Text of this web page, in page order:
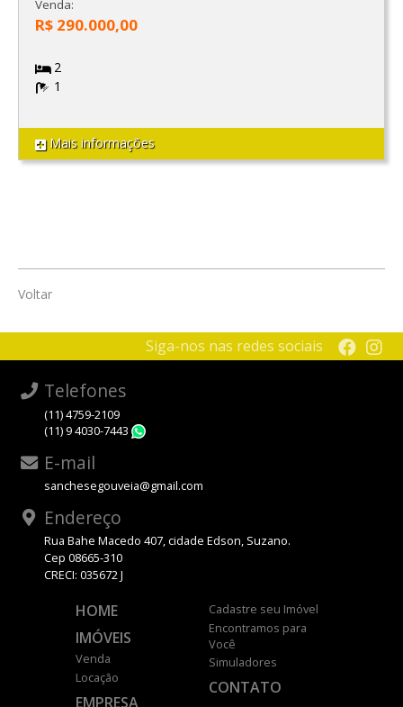
Venda:
R$ 290.000,00
2
1
Mais informações
Voltar
Siga-nos nas redes sociais
Telefones
(11) 4759-2109
(11) 9 4030-7443
E-mail
sanchesegouveia@gmail.com
Endereço
Rua Bahe Macedo 407, cidade Edson, Suzano.
Cep 08665-310
CRECI: 035672 J
HOME
IMÓVEIS
Venda
Locação
EMPRESA
Cadastre seu Imóvel
Encontramos para
Você
Simuladores
CONTATO